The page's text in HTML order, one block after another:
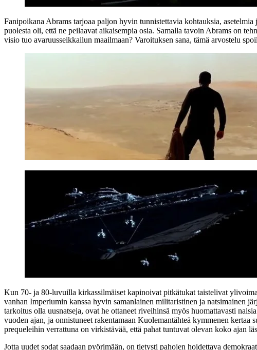
Fanipoikana Abrams tarjoaa paljon hyvin tunnistettavia kohtauksia,
puolesta oli, että ne peilaavat aikaisempia osia. Samalla tavoin Abrams on
visio tuo avaruusseikkailun maailmaan? Varoituksen sana, tämä arvostelu
Kun 70‑ ja 80‑luvuilla kirkassilmäiset kapinoivat pitkätukat taistelivat
vanhan Imperiumin kanssa hyvin samanlainen militaristinen ja natsimainen
tarkoitus olla uusnatseja, ovat he ottaneet riveihinsä myös huomattavasti
vuoden ajan, ja onnistuneet rakentamaan Kuolemantähteä kymmenen kertaa
prequeleihin verrattuna on virkistävää, että pahat tuntuvat olevan koko ajan
Jotta uudet sodat saadaan pyörimään, on tietysti pahojen hoidettava